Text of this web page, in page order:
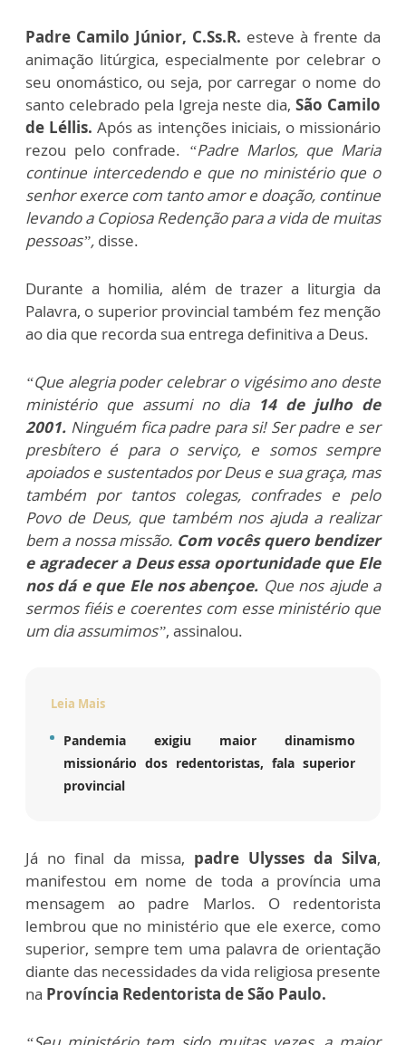
Padre Camilo Júnior, C.Ss.R. esteve à frente da
animação litúrgica, especialmente por celebrar o
seu onomástico, ou seja, por carregar o nome do
santo celebrado pela Igreja neste dia,São Camilo
de Léllis. Após as intenções iniciais, o missionário
rezou pelo confrade. “Padre Marlos, que Maria
continue intercedendo e que no ministério que o
senhor exerce com tanto amor e doação, continue
levando a Copiosa Redenção para a vida de muitas
pessoas”, disse.
Durante a homilia, além de trazer a liturgia da
Palavra, o superior provincial também fez menção
ao dia que recorda sua entrega definitiva a Deus.
“Que alegria poder celebrar o vigésimo ano deste
ministério que assumi no dia 14 de julho de
2001. Ninguém fica padre para si! Ser padre e ser
presbítero é para o serviço, e somos sempre
apoiados e sustentados por Deus e sua graça, mas
também por tantos colegas, confrades e pelo
Povo de Deus, que também nos ajuda a realizar
bem a nossa missão. Com vocês quero bendizer
e agradecer a Deus essa oportunidade que Ele
nos dá e que Ele nos abençoe. Que nos ajude a
sermos fiéis e coerentes com esse ministério que
um dia assumimos”, assinalou.
Leia Mais
Pandemia exigiu maior dinamismo
missionário dos redentoristas, fala superior
provincial
Já no final da missa, padre Ulysses da Silva,
manifestou em nome de toda a província uma
mensagem ao padre Marlos. O redentorista
lembrou que no ministério que ele exerce, como
superior, sempre tem uma palavra de orientação
diante das necessidades da vida religiosa presente
na Província Redentorista de São Paulo.